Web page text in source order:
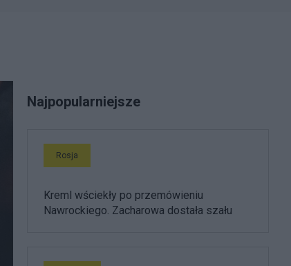
Najpopularniejsze
Rosja
Kreml wściekły po przemówieniu
Nawrockiego. Zacharowa dostała szału